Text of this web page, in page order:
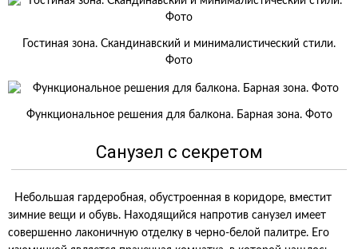
Гостиная зона. Скандинавский и минималистический стили.
Фото
Функциональное решения для балкона. Барная зона. Фото
Санузел с секретом
Небольшая гардеробная, обустроенная в коридоре, вместит
зимние вещи и обувь. Находящийся напротив санузел имеет
совершенно лаконичную отделку в черно-белой палитре. Его